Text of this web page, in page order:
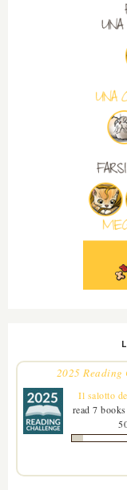
2025 Reading
Il salotto
read 7